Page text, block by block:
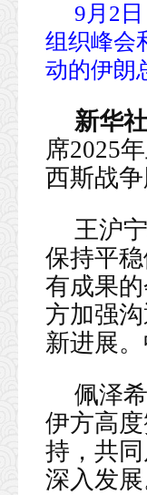
9月2
组织峰会
动的伊朗
新华
席2025
西斯战
王沪
保持平
有成果
方加强
新进展
佩泽
伊方高
持，共
深入发展